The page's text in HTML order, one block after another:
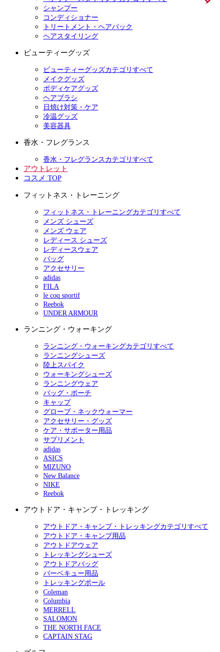
シャンプー
コンディショナー
トリートメント・ヘアパック
ヘアスタイリング
ビューティーグッズ
ビューティーグッズカテゴリすべて
メイクグッズ
ボディケアグッズ
ヘアブラシ
日焼け対策・ケア
冷温グッズ
美容器具
香水・フレグランス
香水・フレグランスカテゴリすべて
アウトレット
コスメ TOP
フィットネス・トレーニング
フィットネス・トレーニングカテゴリすべて
メンズ シューズ
メンズ ウェア
レディース シューズ
レディースウェア
バッグ
アクセサリー
adidas
FILA
le coq sportif
Reebok
UNDER ARMOUR
ランニング・ウォーキング
ランニング・ウォーキングカテゴリすべて
ランニングシューズ
陸上スパイク
ウォーキングシューズ
ランニングウェア
バッグ・ポーチ
キャップ
グローブ・ネックウォーマー
アクセサリー・グッズ
ケア・サポーター用品
サプリメント
adidas
ASICS
MIZUNO
New Balance
NIKE
Reebok
アウトドア・キャンプ・トレッキング
アウトドア・キャンプ・トレッキングカテゴリすべて
アウトドア・キャンプ用品
アウトドアウェア
トレッキングシューズ
アウトドアバッグ
バーベキュー用品
トレッキングポール
Coleman
Columbia
MERRELL
SALOMON
THE NORTH FACE
CAPTAIN STAG